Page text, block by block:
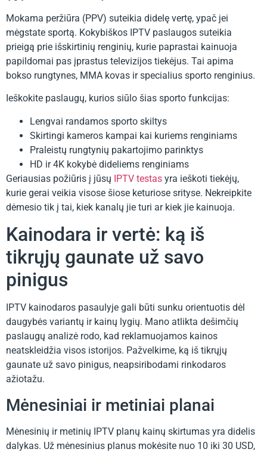
Mokama peržiūra (PPV) suteikia didelę vertę, ypač jei
mėgstate sportą. Kokybiškos IPTV paslaugos suteikia
prieigą prie išskirtinių renginių, kurie paprastai kainuoja
papildomai pas įprastus televizijos tiekėjus. Tai apima
bokso rungtynes, MMA kovas ir specialius sporto renginius.
Ieškokite paslaugų, kurios siūlo šias sporto funkcijas:
Lengvai randamos sporto skiltys
Skirtingi kameros kampai kai kuriems renginiams
Praleistų rungtynių pakartojimo parinktys
HD ir 4K kokybė dideliems renginiams
Geriausias požiūris į jūsų IPTV testas yra ieškoti tiekėjų,
kurie gerai veikia visose šiose keturiose srityse. Nekreipkite
dėmesio tik į tai, kiek kanalų jie turi ar kiek jie kainuoja.
Kainodara ir vertė: ką iš
tikrųjų gaunate už savo
pinigus
IPTV kainodaros pasaulyje gali būti sunku orientuotis dėl
daugybės variantų ir kainų lygių. Mano atlikta dešimčių
paslaugų analizė rodo, kad reklamuojamos kainos
neatskleidžia visos istorijos. Pažvelkime, ką iš tikrųjų
gaunate už savo pinigus, neapsiribodami rinkodaros
ažiotažu.
Mėnesiniai ir metiniai planai
Mėnesinių ir metinių IPTV planų kainų skirtumas yra didelis
dalykas. Už mėnesinius planus mokėsite nuo 10 iki 30 USD,